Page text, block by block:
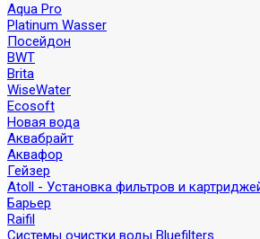
Aqua Pro
Platinum Wasser
Посейдон
BWT
Brita
WiseWater
Ecosoft
Новая вода
Аквабрайт
Аквафор
Гейзер
Atoll - Установка фильтров и
Барьер
Raifil
Системы очистки воды Bluefilters